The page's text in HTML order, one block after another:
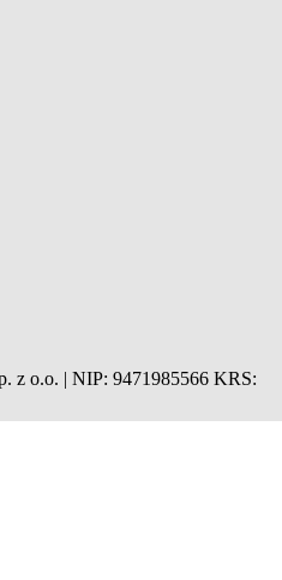
z o.o. | NIP: 9471985566 KRS: